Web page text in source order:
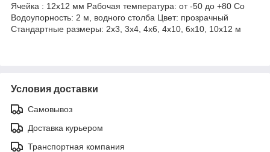
Ячейка : 12х12 мм Рабочая температура: от -50 до +80 Co
Водоупорность: 2 м, водного столба Цвет: прозрачный
Стандартные размеры: 2x3, 3x4, 4x6, 4x10, 6x10, 10x12 м
Условия доставки
Самовывоз
Доставка курьером
Транспортная компания